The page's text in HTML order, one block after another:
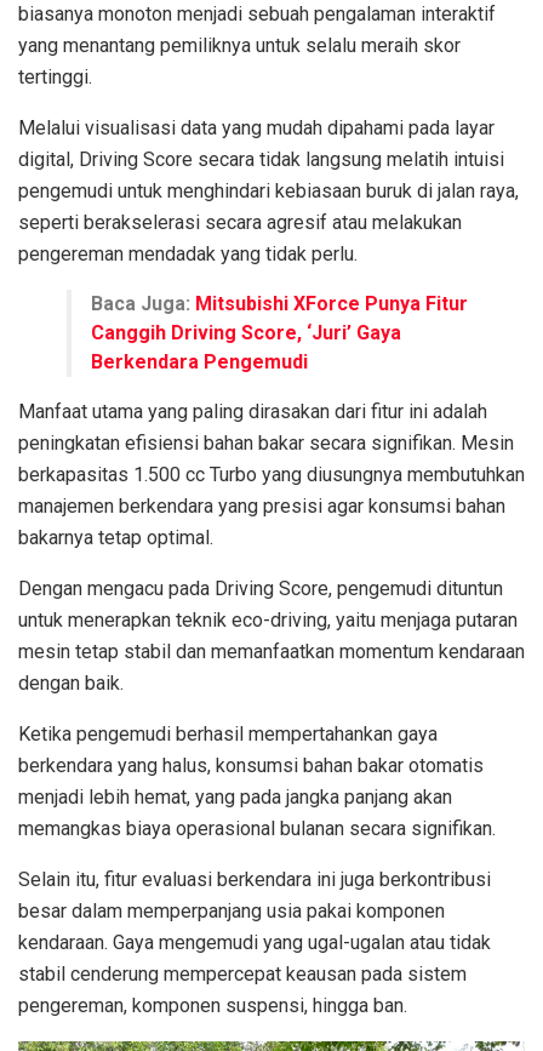
biasanya monoton menjadi sebuah pengalaman interaktif
yang menantang pemiliknya untuk selalu meraih skor
tertinggi.
Melalui visualisasi data yang mudah dipahami pada layar
digital, Driving Score secara tidak langsung melatih intuisi
pengemudi untuk menghindari kebiasaan buruk di jalan raya,
seperti berakselerasi secara agresif atau melakukan
pengereman mendadak yang tidak perlu.
Baca Juga: Mitsubishi XForce Punya Fitur
Canggih Driving Score, ‘Juri’ Gaya
Berkendara Pengemudi
Manfaat utama yang paling dirasakan dari fitur ini adalah
peningkatan efisiensi bahan bakar secara signifikan. Mesin
berkapasitas 1.500 cc Turbo yang diusungnya membutuhkan
manajemen berkendara yang presisi agar konsumsi bahan
bakarnya tetap optimal.
Dengan mengacu pada Driving Score, pengemudi dituntun
untuk menerapkan teknik eco-driving, yaitu menjaga putaran
mesin tetap stabil dan memanfaatkan momentum kendaraan
dengan baik.
Ketika pengemudi berhasil mempertahankan gaya
berkendara yang halus, konsumsi bahan bakar otomatis
menjadi lebih hemat, yang pada jangka panjang akan
memangkas biaya operasional bulanan secara signifikan.
Selain itu, fitur evaluasi berkendara ini juga berkontribusi
besar dalam memperpanjang usia pakai komponen
kendaraan. Gaya mengemudi yang ugal-ugalan atau tidak
stabil cenderung mempercepat keausan pada sistem
pengereman, komponen suspensi, hingga ban.